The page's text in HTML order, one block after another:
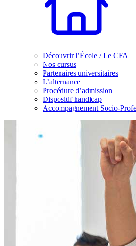
Découvrir l’École / Le CFA
Nos cursus
Partenaires universitaires
L’alternance
Procédure d’admission
Dispositif handicap
Accompagnement Socio-